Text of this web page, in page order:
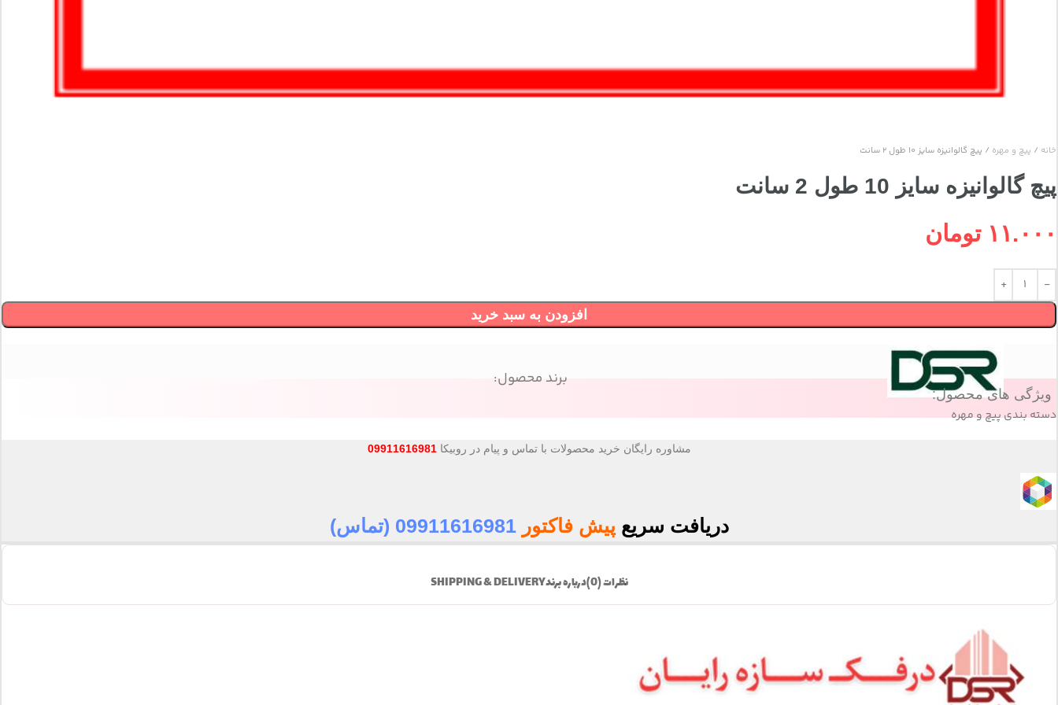
خانه پیچ و مهره پيچ گالوانيزه سایز 10 طول 2 سانت
پيچ گالوانيزه سایز 10 طول 2 سانت
۱۱.۰۰۰ تومان
افزودن به سبد خرید
برند محصول:
ویژگی های محصول:
دسته بندیپیچ و مهره
مشاوره رایگان خرید محصولات با تماس و پیام در روبیکا09911616981
دریافت سریع پیش فاکتور09911616981 (تماس)
نظرات (0) درباره برندSHIPPING & DELIVERY